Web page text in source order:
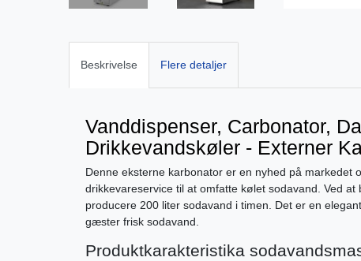
Beskrivelse Flere detaljer
Vanddispenser, Carbonator,
Drikkevandskøler - Externer
Denne eksterne karbonator er en nyhed på markedet
drikkevareservice til at omfatte kølet sodavand. Ved
producere 200 liter sodavand i timen. Det er en
gæster frisk sodavand.
Produktkarakteristika